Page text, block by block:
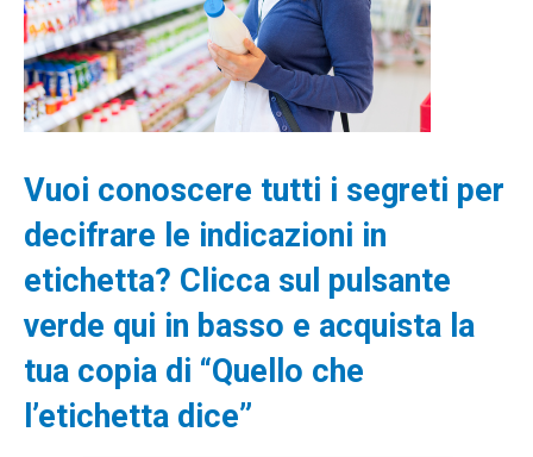
Vuoi conoscere tutti i segreti per
decifrare le indicazioni in
etichetta? Clicca sul pulsante
verde qui in basso e acquista la
tua copia di “Quello che
l’etichetta dice”